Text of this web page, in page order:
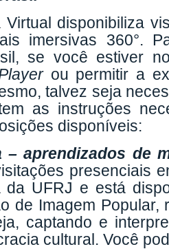
Virtual disponibiliza
imersivas 360°.
se você estiver
ou permitir a
talvez seja
as instruções
disponíveis:
– aprendizados de
presenciais
da UFRJ e está
de Imagem
captando e
cultural. Você